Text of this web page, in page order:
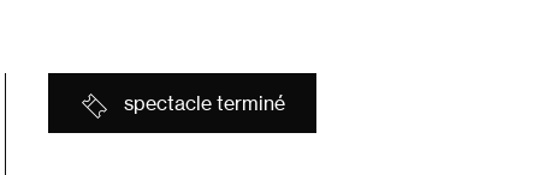
spectacle terminé